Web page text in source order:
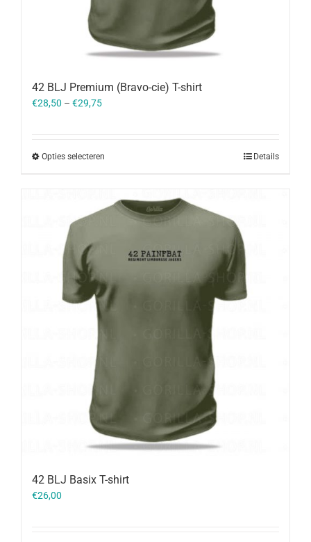
42 BLJ Premium (Bravo-cie) T-shirt
€28,50 – €29,75
Opties selecteren Details
42 BLJ Basix T-shirt
€26,00